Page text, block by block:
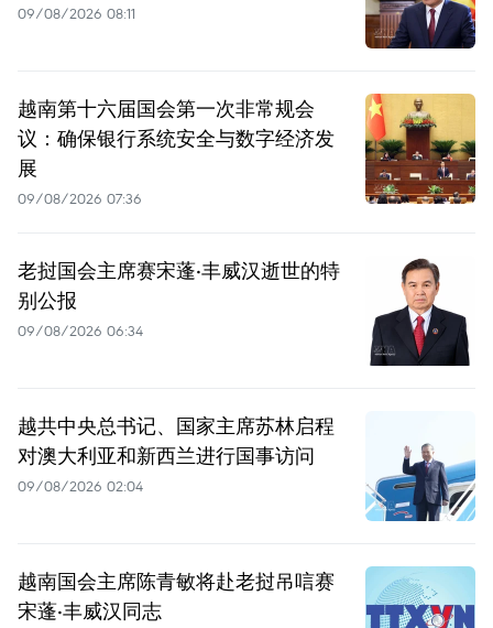
09/08/2026 08:11
越南第十六届国会第一次非常规会
议：确保银行系统安全与数字经济发
展
09/08/2026 07:36
老挝国会主席赛宋蓬·丰威汉逝世的特
别公报
09/08/2026 06:34
越共中央总书记、国家主席苏林启程
对澳大利亚和新西兰进行国事访问
09/08/2026 02:04
越南国会主席陈青敏将赴老挝吊唁赛
宋蓬·丰威汉同志